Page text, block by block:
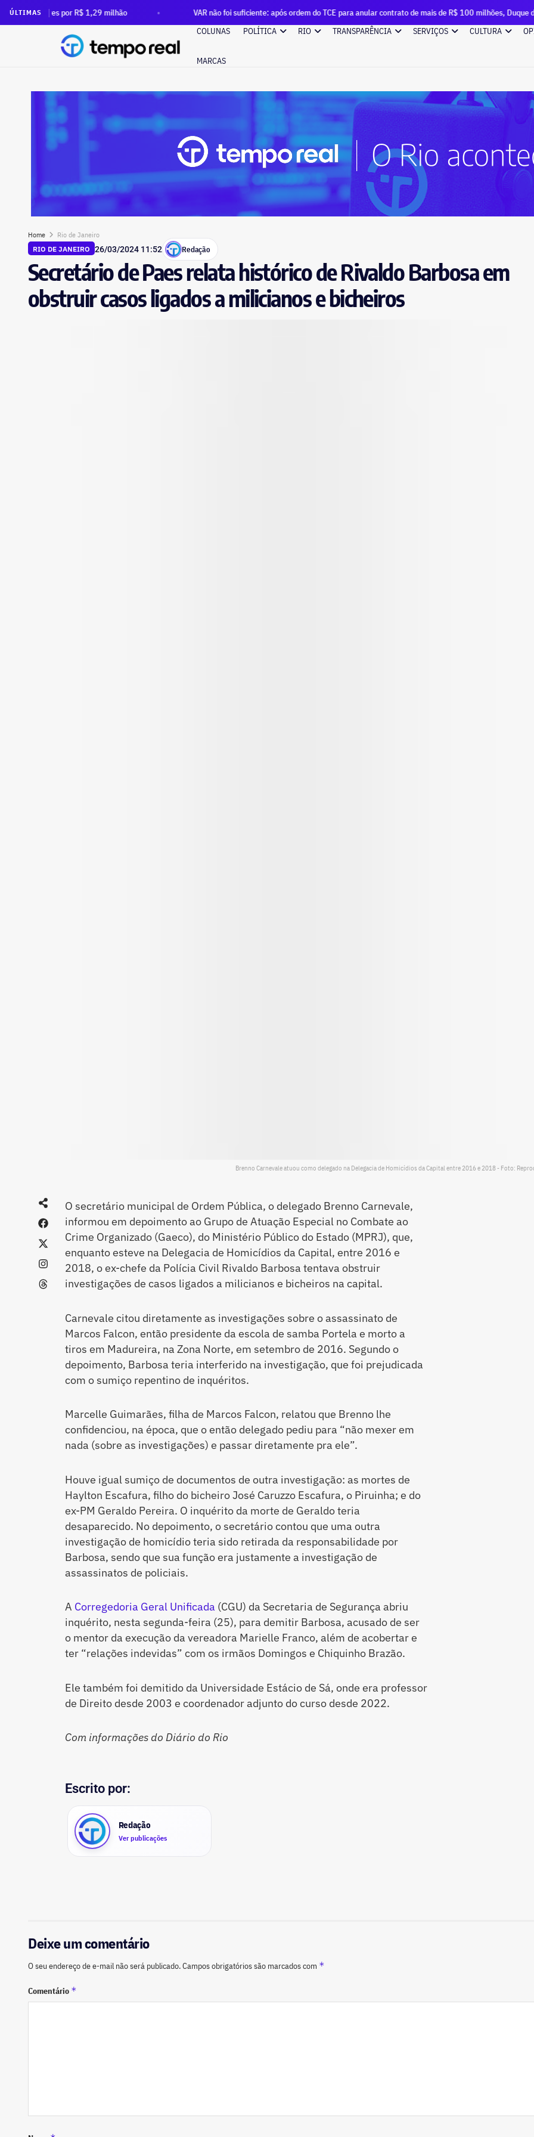
ÚLTIMAS
R$ 1,29 milhão VAR não foi suficiente: após ordem do TCE para anular contrato de mais de R$ 100 milhões, Duque de Caxias renova
COLUNAS
POLÍTICA RIO TRANSPARÊNCIA SERVIÇOS CULTURA
MARCAS
Home
Rio de Janeiro
RIO DE JANEIRO 26/03/2024 11:52 Redação
Secretário de Paes relata histórico de Rivaldo Barbosa em
obstruir casos ligados a milicianos e bicheiros
Brenno Carnevale atuou como delegado na Delegacia de Homicídios da Capital entre 2016 e 2018 - Foto:
O secretário municipal de Ordem Pública, o delegado Brenno Carnevale,
informou em depoimento ao Grupo de Atuação Especial no Combate ao
Crime Organizado (Gaeco), do Ministério Público do Estado (MPRJ), que,
enquanto esteve na Delegacia de Homicídios da Capital, entre 2016 e
2018, o ex-chefe da Polícia Civil Rivaldo Barbosa tentava obstruir
investigações de casos ligados a milicianos e bicheiros na capital.
Carnevale citou diretamente as investigações sobre o assassinato de
Marcos Falcon, então presidente da escola de samba Portela e morto a
tiros em Madureira, na Zona Norte, em setembro de 2016. Segundo o
depoimento, Barbosa teria interferido na investigação, que foi prejudicada
com o sumiço repentino de inquéritos.
Marcelle Guimarães, filha de Marcos Falcon, relatou que Brenno lhe
confidenciou, na época, que o então delegado pediu para “não mexer em
nada (sobre as investigações) e passar diretamente pra ele”.
Houve igual sumiço de documentos de outra investigação: as mortes de
Haylton Escafura, filho do bicheiro José Caruzzo Escafura, o Piruinha; e do
ex-PM Geraldo Pereira. O inquérito da morte de Geraldo teria
desaparecido. No depoimento, o secretário contou que uma outra
investigação de homicídio teria sido retirada da responsabilidade por
Barbosa, sendo que sua função era justamente a investigação de
assassinatos de policiais.
A Corregedoria Geral Unificada (CGU) da Secretaria de Segurança abriu
inquérito, nesta segunda-feira (25), para demitir Barbosa, acusado de ser
o mentor da execução da vereadora Marielle Franco, além de acobertar e
ter “relações indevidas” com os irmãos Domingos e Chiquinho Brazão.
Ele também foi demitido da Universidade Estácio de Sá, onde era professor
de Direito desde 2003 e coordenador adjunto do curso desde 2022.
Com informações do Diário do Rio
Escrito por:
Redação
Ver publicações
Deixe um comentário
O seu endereço de e-mail não será publicado.Campos obrigatórios são marcados com *
Comentário *